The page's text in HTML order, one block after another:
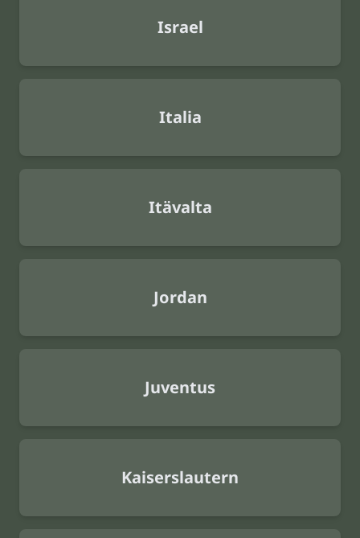
Israel
Italia
Itävalta
Jordan
Juventus
Kaiserslautern